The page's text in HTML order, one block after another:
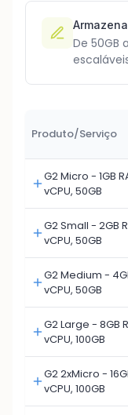
De 50GB
Produto/Serviço
G2 Micro - 1GB
vCPU, 50GB
G2 Small - 2GB
vCPU, 50GB
G2 Medium -
vCPU, 50GB
G2 Large - 8GB
vCPU, 100GB
G2 2xMicro -
vCPU, 100GB